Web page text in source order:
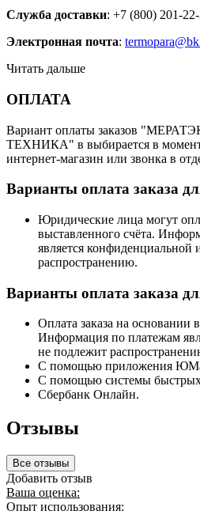
Служба доставки: +7 (800) 201-
Электронная почта:
Читать дальше
ОПЛАТА
Вариант оплаты заказов
ТЕХНИКА" в выбирается в момент
интернет-магазин или звонка в
Варианты оплата заказа
Юридические лица могут
выставленного счёта.
является конфиденциальной
распространению.
Варианты оплата заказа
Оплата заказа на основании
Информация по платежам
не подлежит
С помощью приложения
С помощью системы
Сбербанк Онлайн.
Отзывы
Все отзывы
Добавить отзыв
Ваша оценка:
Опыт использования: